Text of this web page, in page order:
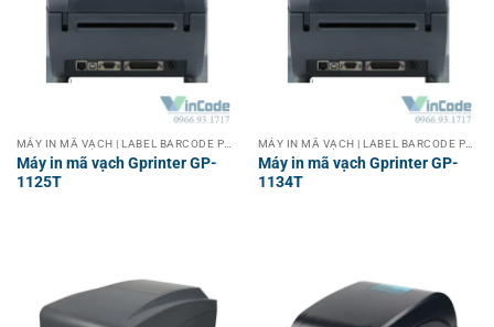
Máy in mã vạch Gprinter GP-
1125T
Máy in mã vạch Gprinter GP-
1134T